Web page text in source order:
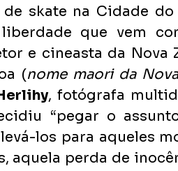
skate na Cidade
que vem
e cineasta da Nova
(nome maori da
, fotógrafa
“pegar o
levá-los para aqueles
aquela perda de